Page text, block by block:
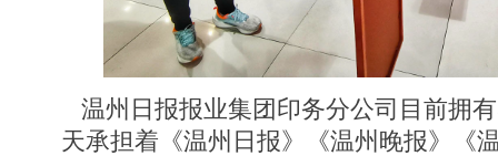
温州日报报业集团印务分公司目前拥
天承担着《温州日报》《温州晚报》《